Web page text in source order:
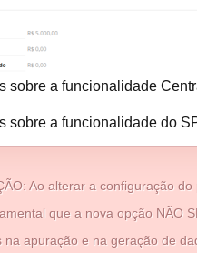
sobre a funcionalidade
sobre a funcionalidade do
Ao alterar a configuração
que a nova opção NÃO
na apuração e na geração de